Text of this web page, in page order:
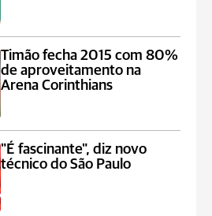
Timão fecha 2015 com 80%
de aproveitamento na
Arena Corinthians
"É fascinante", diz novo
técnico do São Paulo